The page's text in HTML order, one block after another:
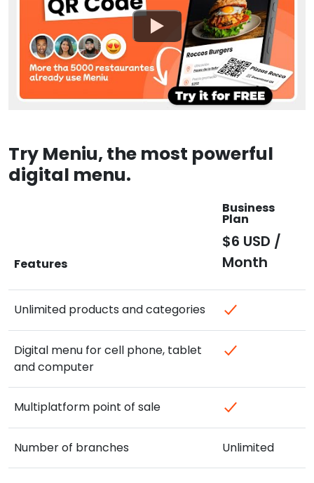
Try Meniu, the most powerful
digital menu.
Features
Business
Plan
$6 USD /
Month
Unlimited products and categories
Digital menu for cell phone, tablet
and computer
Multiplatform point of sale
Number of branches Unlimited